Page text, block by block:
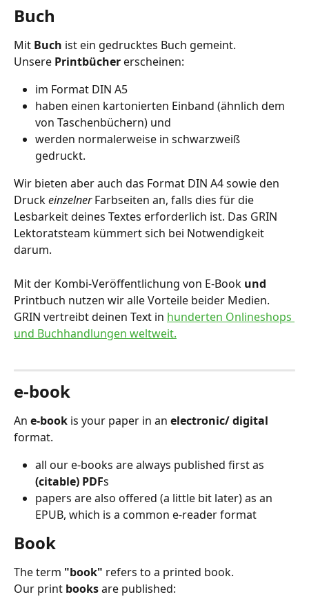
Buch
Mit Buch ist ein gedrucktes Buch gemeint.
Unsere Printbücher erscheinen:
im Format DIN A5
haben einen kartonierten Einband (ähnlich dem
von Taschenbüchern) und
werden normalerweise in schwarzweiß
gedruckt.
Wir bieten aber auch das Format DIN A4 sowie den
Druck einzelner Farbseiten an, falls dies für die
Lesbarkeit deines Textes erforderlich ist. Das GRIN
Lektoratsteam kümmert sich bei Notwendigkeit
darum.
Mit der Kombi-Veröffentlichung von E-Book und
Printbuch nutzen wir alle Vorteile beider Medien.
GRIN vertreibt deinen Text in hunderten Onlineshops
und Buchhandlungen weltweit.
e-book
An e-book is your paper in an electronic/ digital
format.
all our e-books are always published first as
(citable) PDFs
papers are also offered (a little bit later) as an
EPUB, which is a common e-reader format
Book
The term "book" refers to a printed book.
Our print books are published: